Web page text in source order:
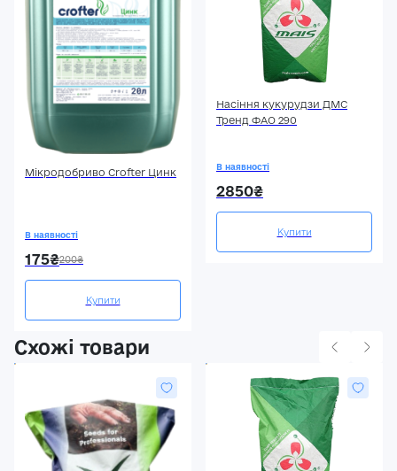
Мікродобриво Crofter Цинк
В наявності
175₴200₴
Купити
Насіння кукурудзи ДМС
Тренд ФАО 290
В наявності
2850₴
Купити
Схожі товари